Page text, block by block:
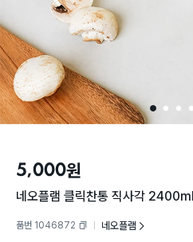
1 2 3 4
5,000원
네오플램 클릭찬통 직사각 2400ml
품번 1046872
네오플램